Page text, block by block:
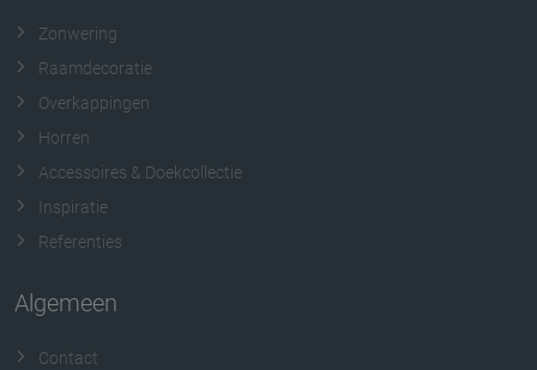
Zonwering
Raamdecoratie
Overkappingen
Horren
Accessoires & Doekcollectie
Inspiratie
Referenties
Algemeen
Contact